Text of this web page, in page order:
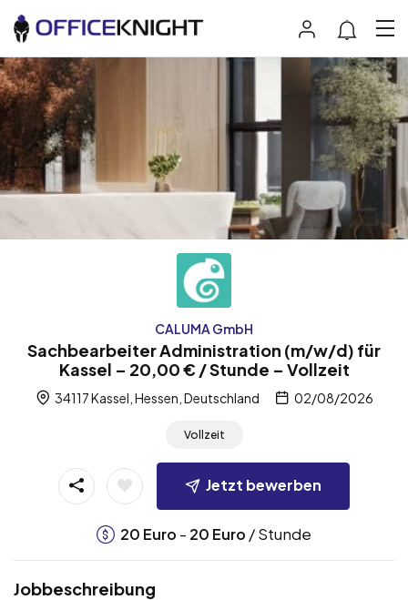
CALUMA GmbH
Sachbearbeiter Administration (m/w/d) für
Kassel – 20,00 € / Stunde – Vollzeit
34117 Kassel, Hessen, Deutschland 02/08/2026
Vollzeit
Jetzt bewerben
20 Euro - 20 Euro / Stunde
Jobbeschreibung